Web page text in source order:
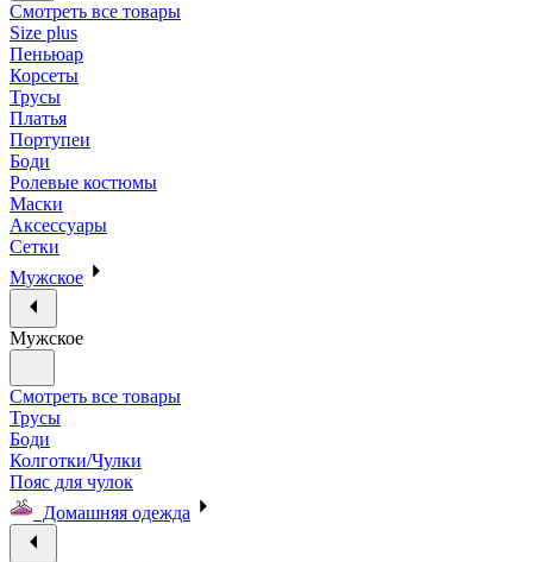
Смотреть все товары
Size plus
Пеньюар
Корсеты
Трусы
Платья
Портупеи
Боди
Ролевые костюмы
Маски
Аксессуары
Сетки
Мужское
Мужское
Смотреть все товары
Трусы
Боди
Колготки/Чулки
Пояс для чулок
Домашняя одежда